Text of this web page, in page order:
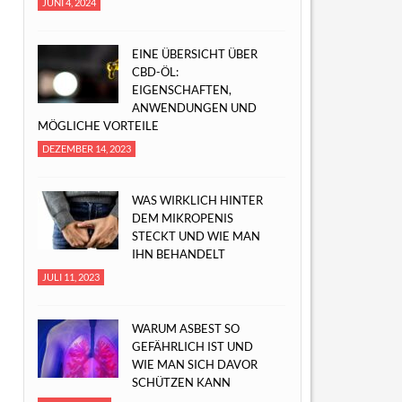
EINE ÜBERSICHT ÜBER
CBD-ÖL:
EIGENSCHAFTEN,
ANWENDUNGEN UND
MÖGLICHE VORTEILE
DEZEMBER 14, 2023
WAS WIRKLICH HINTER
DEM MIKROPENIS
STECKT UND WIE MAN
IHN BEHANDELT
JULI 11, 2023
WARUM ASBEST SO
GEFÄHRLICH IST UND
WIE MAN SICH DAVOR
SCHÜTZEN KANN